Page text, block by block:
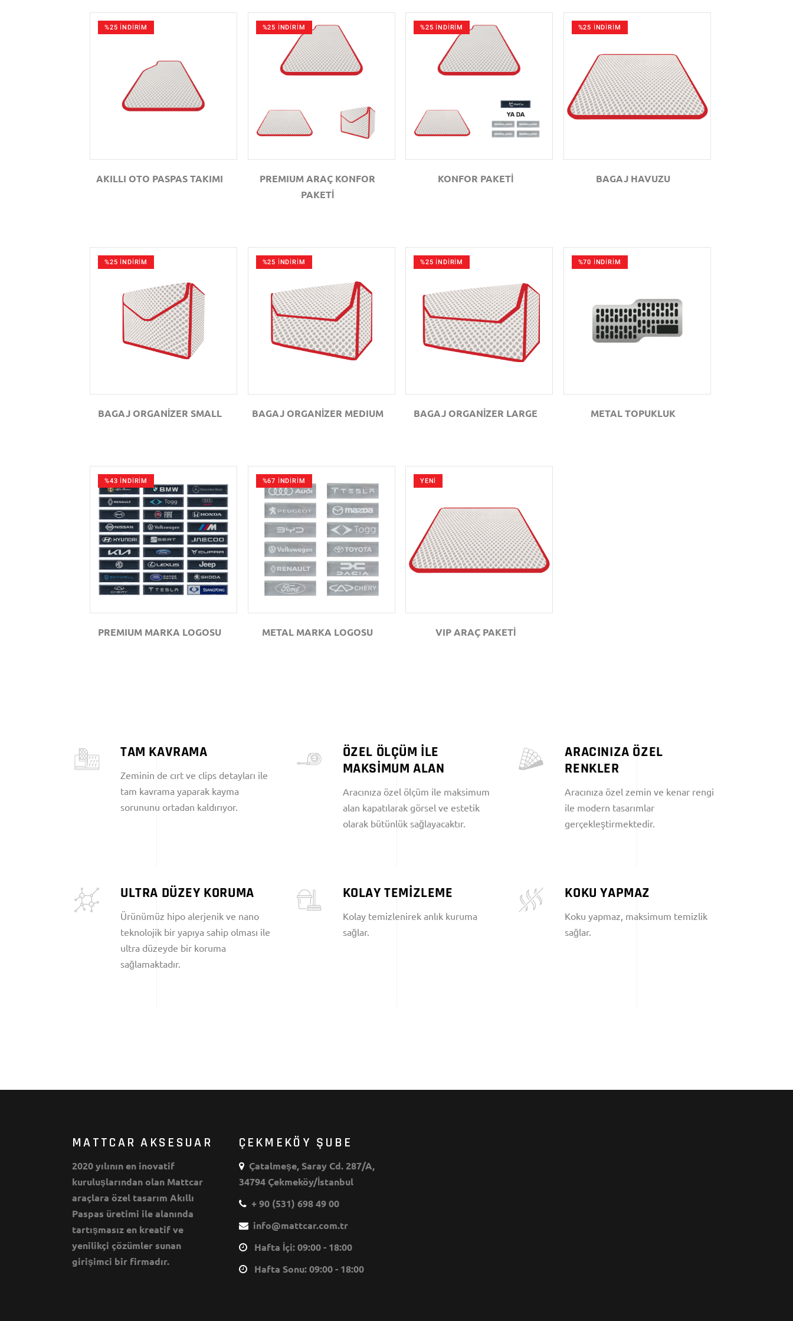
%25 İNDİRİM
GÖZAT
AKILLI OTO PASPAS TAKIMI
%25 İNDİRİM
PREMIUM ARAÇ KONFOR
PAKETİ
%25 İNDİRİM
KONFOR PAKETİ
%25 İNDİRİM
GÖZAT
BAGAJ HAVUZU
%25 İNDİRİM
GÖZAT
BAGAJ ORGANİZER SMALL
%25 İNDİRİM
GÖZAT
BAGAJ ORGANİZER MEDIUM
%25 İNDİRİM
GÖZAT
BAGAJ ORGANİZER LARGE
%70 İNDİRİM
GÖZAT
METAL TOPUKLUK
%43 İNDİRİM
GÖZAT
PREMIUM MARKA LOGOSU
%67 İNDİRİM
GÖZAT
METAL MARKA LOGOSU
YENİ
GÖZAT
VIP ARAÇ PAKETİ
TAM KAVRAMA
Zeminin de cırt ve clips detayları ile
tam kavrama yaparak kayma
sorununu ortadan kaldırıyor.
ÖZEL ÖLÇÜM İLE
MAKSİMUM ALAN
Aracınıza özel ölçüm ile maksimum
alan kapatılarak görsel ve estetik
olarak bütünlük sağlayacaktır.
ARACINIZA ÖZEL
RENKLER
Aracınıza özel zemin ve kenar rengi
ile modern tasarımlar
gerçekleştirmektedir.
ULTRA DÜZEY KORUMA
Ürünümüz hipo alerjenik ve nano
teknolojik bir yapıya sahip olması ile
ultra düzeyde bir koruma
sağlamaktadır.
KOLAY TEMİZLEME
Kolay temizlenirek anlık kuruma
sağlar.
KOKU YAPMAZ
Koku yapmaz, maksimum temizlik
sağlar.
MATTCAR AKSESUAR
2020 yılının en inovatif
kuruluşlarından olan Mattcar
araçlara özel tasarım Akıllı
Paspas üretimi ile alanında
tartışmasız en kreatif ve
yenilikçi çözümler sunan
girişimci bir firmadır.
ÇEKMEKÖY ŞUBE
Çatalmeşe, Saray Cd. 287/A,
34794 Çekmeköy/İstanbul
+ 90 (531) 698 49 00
info@mattcar.com.tr
Hafta İçi: 09:00 - 18:00
Hafta Sonu: 09:00 - 18:00